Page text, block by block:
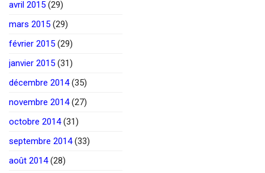
avril 2015 (29)
mars 2015 (29)
février 2015 (29)
janvier 2015 (31)
décembre 2014(35)
novembre 2014(27)
octobre 2014(31)
septembre 2014(33)
août 2014(28)